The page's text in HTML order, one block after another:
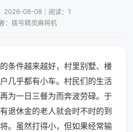
2026-08-08｜阅读：1
：拨号精灵麻将机
条件越来越好，村里别墅、楼
几乎都有小车。村民们的生活
为一日三餐为而奔波劳碌。于
退休金的老人就会时不时的到
。虽然打得小，但如果经常输